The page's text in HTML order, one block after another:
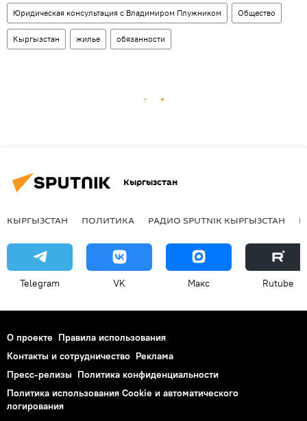
Юридическая консультация с Владимиром Плужником Общество
Кыргызстан жилье обязанности
Кыргызстан
КЫРГЫЗСТАН ПОЛИТИКА РАДИО SPUTNIK КЫРГЫЗСТАН
Telegram VK Макс Rutube
О проекте Правила использования
Контакты и сотрудничество Реклама
Пресс-релизы Политика конфиденциальности
Политика использования Cookie и автоматического
логирования